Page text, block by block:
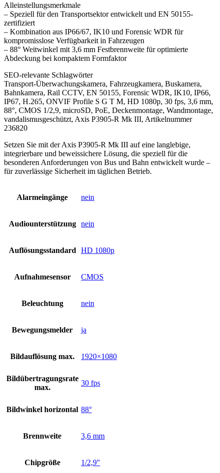
Alleinstellungsmerkmale
– Speziell für den Transportsektor entwickelt und EN 50155-
zertifiziert
– Kombination aus IP66/67, IK10 und Forensic WDR für
kompromisslose Verfügbarkeit in Fahrzeugen
– 88° Weitwinkel mit 3,6 mm Festbrennweite für optimierte
Abdeckung bei kompaktem Formfaktor
SEO-relevante Schlagwörter
Transport-Überwachungskamera, Fahrzeugkamera, Buskamera,
Bahnkamera, Rail CCTV, EN 50155, Forensic WDR, IK10, IP66,
IP67, H.265, ONVIF Profile S G T M, HD 1080p, 30 fps, 3,6 mm,
88°, CMOS 1/2,9, microSD, PoE, Deckenmontage, Wandmontage,
vandalismusgeschützt, Axis P3905-R Mk III, Artikelnummer
236820
Setzen Sie mit der Axis P3905-R Mk III auf eine langlebige,
integrierbare und beweissichere Lösung, die speziell für die
besonderen Anforderungen von Bus und Bahn entwickelt wurde –
für zuverlässige Sicherheit im täglichen Betrieb.
Alarmeingänge nein
Audiounterstützung nein
Auflösungsstandard HD 1080p
Aufnahmesensor CMOS
Beleuchtung nein
Bewegungsmelder ja
Bildauflösung max. 1920×1080
Bildübertragungsrate
max.
30 fps
Bildwinkel horizontal 88°
Brennweite 3,6 mm
Chipgröße 1/2,9"